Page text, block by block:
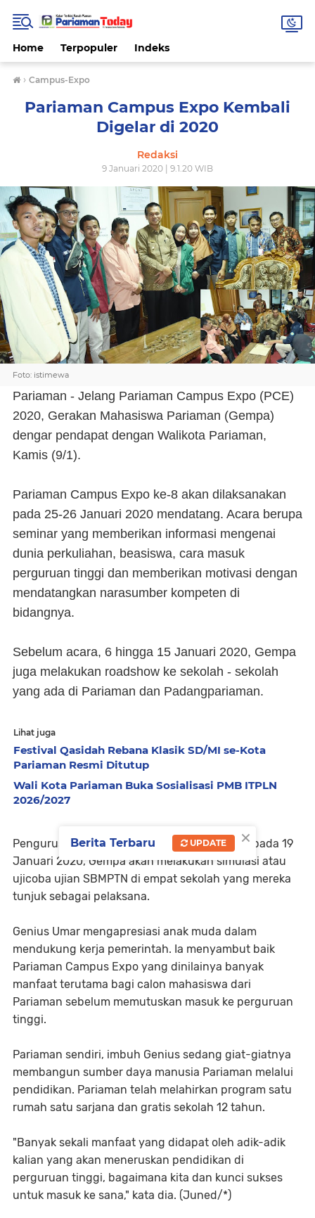
Home Terpopuler Indeks
› Campus-Expo
Pariaman Campus Expo Kembali
Digelar di 2020
Redaksi
9 Januari 2020 | 9.1.20 WIB
Foto: istimewa
Pariaman - Jelang Pariaman Campus Expo (PCE)
2020, Gerakan Mahasiswa Pariaman (Gempa)
dengar pendapat dengan Walikota Pariaman,
Kamis (9/1).
Pariaman Campus Expo ke-8 akan dilaksanakan
pada 25-26 Januari 2020 mendatang. Acara berupa
seminar yang memberikan informasi mengenai
dunia perkuliahan, beasiswa, cara masuk
perguruan tinggi dan memberikan motivasi dengan
mendatangkan narasumber kompeten di
bidangnya.
Sebelum acara, 6 hingga 15 Januari 2020, Gempa
juga melakukan roadshow ke sekolah - sekolah
yang ada di Pariaman dan Padangpariaman.
Lihat juga
Festival Qasidah Rebana Klasik SD/MI se-Kota
Pariaman Resmi Ditutup
Wali Kota Pariaman Buka Sosialisasi PMB ITPLN
2026/2027
Pengurus Gempa Deardo Maulana menyebut pada 19
Januari 2020, Gempa akan melakukan simulasi atau
ujicoba ujian SBMPTN di empat sekolah yang mereka
tunjuk sebagai pelaksana.
Genius Umar mengapresiasi anak muda dalam
mendukung kerja pemerintah. Ia menyambut baik
Pariaman Campus Expo yang dinilainya banyak
manfaat terutama bagi calon mahasiswa dari
Pariaman sebelum memutuskan masuk ke perguruan
tinggi.
Pariaman sendiri, imbuh Genius sedang giat-giatnya
membangun sumber daya manusia Pariaman melalui
pendidikan. Pariaman telah melahirkan program satu
rumah satu sarjana dan gratis sekolah 12 tahun.
"Banyak sekali manfaat yang didapat oleh adik-adik
kalian yang akan meneruskan pendidikan di
perguruan tinggi, bagaimana kita dan kunci sukses
untuk masuk ke sana," kata dia. (Juned/*)
×
Berita Terbaru UPDATE